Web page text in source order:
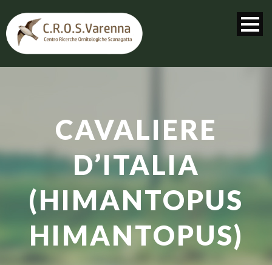
CAVALIERE
D’ITALIA
(HIMANTOPUS
HIMANTOPUS)